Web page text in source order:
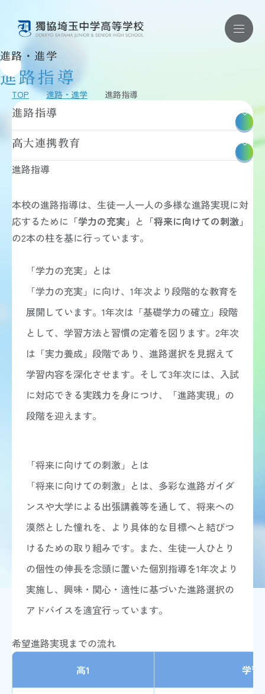
学校紹介
学校紹介 TOP
教育理念
施設・制服・学校紹介動画
安全対策・健康管理
教育内容
教育内容 TOP
教育方針
学習内容
中学 総合学習
学校生活
学校生活 TOP
獨協埼玉の1日
クラブ活動（高等学校）
在校生メッセージ
進路・進学
進路・進学 TOP
他大学との連携
活躍する卒業生
入試情報
入試情報 TOP
中学入試
高校入試
説明会・イベント
外部記事掲載
アクセス
在校生・保護者の方
卒業生の方
お問い合わせ ｜ 資料請求
Follow Us
サイトマップ
進路・進学
進路指導
TOP 進路・進学 進路指導
進路指導
高大連携教育
進路指導
本校の進路指導は、生徒一人一人の多様な進路実現に対
応するために 「学力の充実」 と 「将来に向けての刺激」
の2本の柱を基に行っています。
「学力の充実」とは
「学力の充実」に向け、1年次より段階的な教育を
展開しています。1年次は「基礎学力の確立」段階
として、学習方法と習慣の定着を図ります。2年次
は「実力養成」段階であり、進路選択を見据えて
学習内容を深化させます。そして3年次には、入試
に対応できる実践力を身につけ、「進路実現」の
段階を迎えます。
「将来に向けての刺激」とは
「将来に向けての刺激」とは、多彩な進路ガイダ
ンスや大学による出張講義等を通して、将来への
漠然とした憧れを、より具体的な目標へと結びつ
けるための取り組みです。また、生徒一人ひとり
の個性の伸長を念頭に置いた個別指導を1年次より
実施し、興味・関心・適性に基づいた進路選択の
アドバイスを適宜行っています。
希望進路実現までの流れ
高1
学習